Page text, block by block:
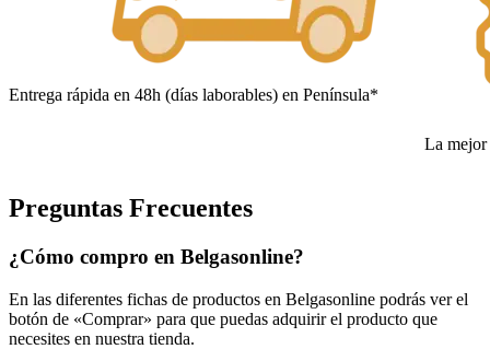
Entrega rápida en 48h (días laborables) en Península*
La mejor
Preguntas Frecuentes
¿Cómo compro en Belgasonline?
En las diferentes fichas de productos en Belgasonline podrás ver el
botón de «Comprar» para que puedas adquirir el producto que
necesites en nuestra tienda.